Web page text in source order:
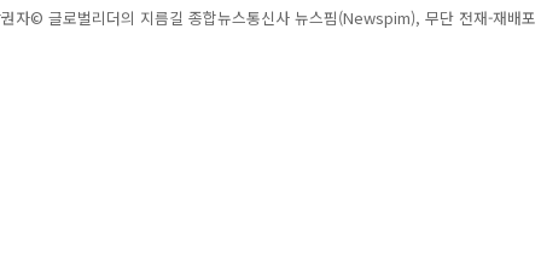
자© 글로벌리더의 지름길 종합뉴스통신사 뉴스핌(Newspim), 무단 전재-재배포